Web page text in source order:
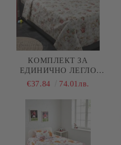
КОМПЛЕКТ ЗА
ЕДИНИЧНО ЛЕГЛО
ЛИЛАВО- ВЕСЕЛИ
НАТУРАЛЕН ПАМУК
(ПОПЛИН), 3 ЧАСТИ
€37.84 74.01лв.